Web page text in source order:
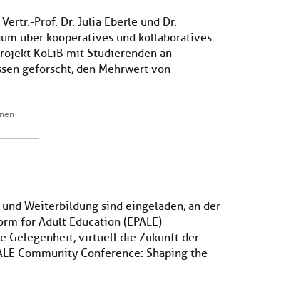
Prof. Dr. Julia Eberle und Dr.
über kooperatives und kollaboratives
KoLiB mit Studierenden an
geforscht, den Mehrwert von
Weiterbildung sind eingeladen, an der
for Adult Education (EPALE)
Gelegenheit, virtuell die Zukunft der
Community Conference: Shaping the